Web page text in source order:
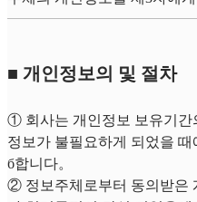
■ 개인정보의 및 절차
① 회사는 개인정보 보유기간
정보가 불필요하게 되었을
б합니다。
② 정보주체로부터 동의받은